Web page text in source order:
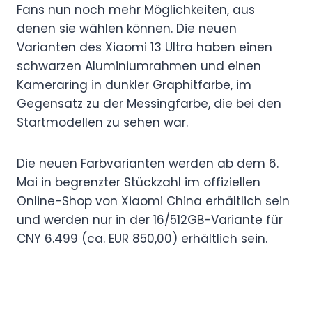
Fans nun noch mehr Möglichkeiten, aus
denen sie wählen können. Die neuen
Varianten des Xiaomi 13 Ultra haben einen
schwarzen Aluminiumrahmen und einen
Kameraring in dunkler Graphitfarbe, im
Gegensatz zu der Messingfarbe, die bei den
Startmodellen zu sehen war.
Die neuen Farbvarianten werden ab dem 6.
Mai in begrenzter Stückzahl im offiziellen
Online-Shop von Xiaomi China erhältlich sein
und werden nur in der 16/512GB-Variante für
CNY 6.499 (ca. EUR 850,00) erhältlich sein.